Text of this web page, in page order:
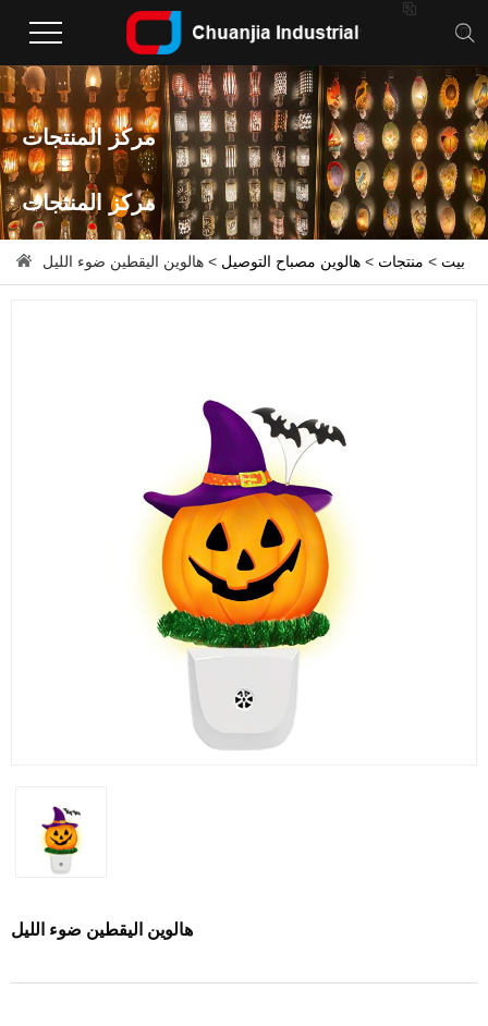

مركز المنتجات
مركز المنتجات
بيت > منتجات > هالوين مصباح التوصيل > هالوين اليقطين ضوء الليل
هالوين اليقطين ضوء الليل